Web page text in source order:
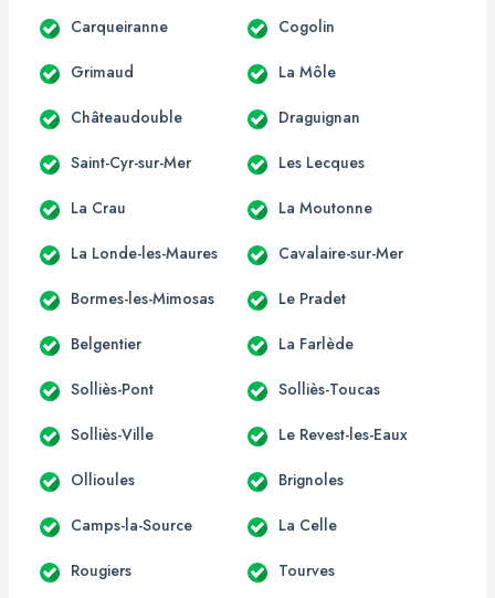
Carqueiranne Cogolin
Grimaud La Môle
Châteaudouble Draguignan
Saint-Cyr-sur-Mer Les Lecques
La Crau La Moutonne
La Londe-les-Maures Cavalaire-sur-Mer
Bormes-les-Mimosas Le Pradet
Belgentier La Farlède
Solliès-Pont Solliès-Toucas
Solliès-Ville Le Revest-les-Eaux
Ollioules Brignoles
Camps-la-Source La Celle
Rougiers Tourves